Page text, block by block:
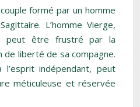
formé par un homme
L’homme Vierge,
peut être frustré par la
liberté de sa compagne.
indépendant, peut
méticuleuse et réservée